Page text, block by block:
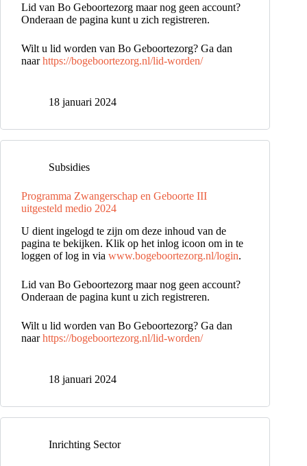
Lid van Bo Geboortezorg maar nog geen account?
Onderaan de pagina kunt u zich registreren.
Wilt u lid worden van Bo Geboortezorg? Ga dan
naarhttps://bogeboortezorg.nl/lid-worden/
18 januari 2024
Subsidies
Programma Zwangerschap en Geboorte III
uitgesteld medio 2024
U dient ingelogd te zijn om deze inhoud van de
pagina te bekijken. Klik op het inlog icoon om in te
loggen of log in via www.bogeboortezorg.nl/login.
Lid van Bo Geboortezorg maar nog geen account?
Onderaan de pagina kunt u zich registreren.
Wilt u lid worden van Bo Geboortezorg? Ga dan
naarhttps://bogeboortezorg.nl/lid-worden/
18 januari 2024
Inrichting Sector